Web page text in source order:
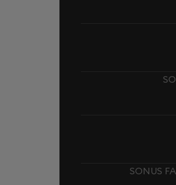
SONUS